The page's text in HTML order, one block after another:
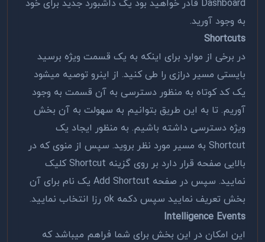
Dashboard قادر خواهید بود یک داشبورد جدید برای خود
به وجود آورید.
Shortcuts
در برخی از موارد برای اینکه به یک قسمت ویژه برسید
بایستی مسیر درازی را طی کنید. از اینرو توصیه میشود
یک کد کوتاه به منظور دسترسی به آن قسمت به وجود
آوریم. تا به این طریق بتوانیم به سهولت به آن بخش
ویژه دسترسی داشته باشیم. به منظور ایجاد یک
Shortcut به مسیر مورد نظر بروید. سپس از منوی که در
بالایی صفحه قرار دارد بر روی گزینه Shortcut کلیک
نمایید. سپس در صفحه Add Shortcut یک نام برای آن
بخش تعریف نمایید سپس دکمه ok رزا انتخاب نمایید.
Intelligence Events
این امکان در این بخش برای شما فراهم میباشد که